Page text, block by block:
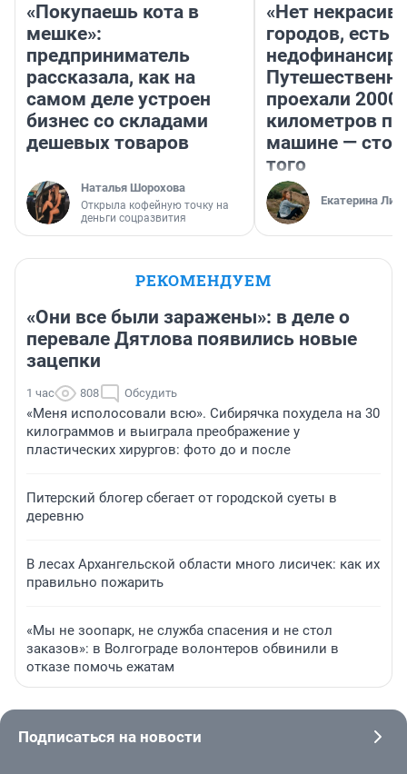
«Покупаешь кота в
мешке»:
предприниматель
рассказала, как на
самом деле устроен
бизнес со складами
дешевых товаров
Наталья Шорохова
Открыла кофейную точку на
деньги соцразвития
«Нет
городов, есть
проехали 2000
километров по
машине —
того
Екатерина
РЕКОМЕНДУЕМ
«Они все были заражены»: в деле о
перевале Дятлова появились новые
зацепки
1 час 808 Обсудить
«Меня исполосовали всю». Сибирячка похудела на 30
килограммов и выиграла преображение у
пластических хирургов: фото до и после
Питерский блогер сбегает от городской суеты в
деревню
В лесах Архангельской области много лисичек: как их
правильно пожарить
«Мы не зоопарк, не служба спасения и не стол
заказов»: в Волгограде волонтеров обвинили в
отказе помочь ежатам
Подписаться на новости